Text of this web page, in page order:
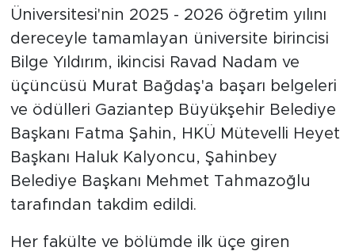
Üniversitesi'nin 2025 - 2026 öğretim yılını
dereceyle tamamlayan üniversite birincisi
Bilge Yıldırım, ikincisi Ravad Nadam ve
üçüncüsü Murat Bağdaş'a başarı belgeleri
ve ödülleri Gaziantep Büyükşehir Belediye
Başkanı Fatma Şahin, HKÜ Mütevelli Heyet
Başkanı Haluk Kalyoncu, Şahinbey
Belediye Başkanı Mehmet Tahmazoğlu
tarafından takdim edildi.
Her fakülte ve bölümde ilk üçe giren